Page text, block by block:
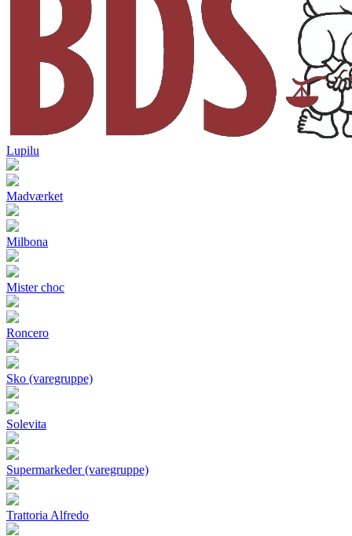
Lupilu
Madværket
Milbona
Mister choc
Roncero
Sko (varegruppe)
Solevita
Supermarkeder (varegruppe)
Trattoria Alfredo